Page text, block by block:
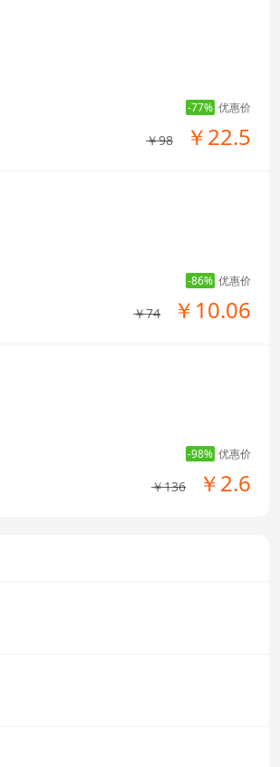
-77% 优惠价
￥98 ￥22.5
-86% 优惠价
￥74 ￥10.06
-98% 优惠价
￥136 ￥2.6